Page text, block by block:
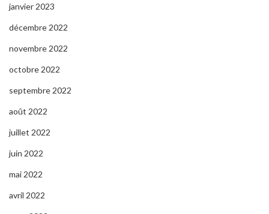
janvier 2023
décembre 2022
novembre 2022
octobre 2022
septembre 2022
août 2022
juillet 2022
juin 2022
mai 2022
avril 2022